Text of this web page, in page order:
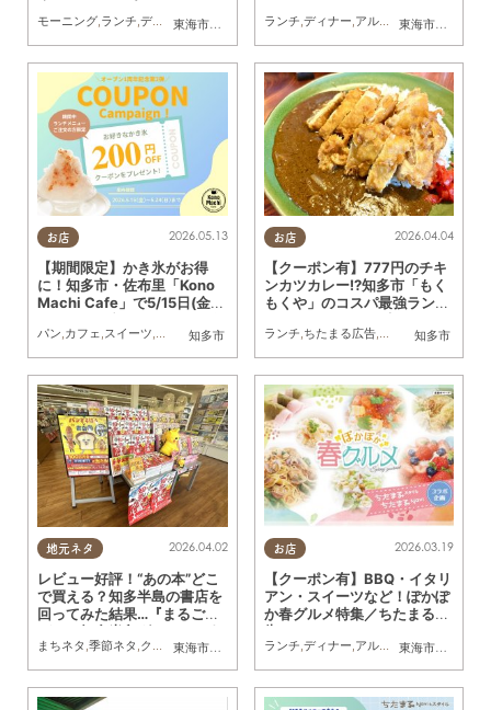
東海市
, 大府市 知多市,東浦町,半田市,常滑市,武豊町
モーニング,ランチ,ディナー ,アルコール カフェ,スイーツ,専門店,まちネタ, 東海市大府市
ランチ ディナー アルコール ,ラーメン
お店
知多市
2026.05.13
【期間限定】かき氷がお得
に！知多市・佐布里「Kono
Machi Cafe」で5/15日(金)
～5/24(日)割引クーポン配布
キャンペーン開催／ちたまる
広告
パン,カフェ,スイーツ,まちネタ,ちたまる広告,クーポン
お店
知多市
2026.04.04
【クーポン有】777円のチキ
ンカツカレー!?知多市「もく
もくや」のコスパ最強ランチ
スタート！900円以下メニュ
ーも／ちたまる広告
ランチ,ちたまる広告,クーポン,おひとり
地元ネタ
東海市
,大府市 知多市,東浦町,阿久比町,半田市,常滑市
2026.04.02
レビュー好評！“あの本”どこ
で買える？知多半島の書店を
回ってみた結果…『まるごと
ぜんぶ知多半島グルメ』ぴあ
×ちたまるMOOK本
まちネタ 季節ネタ クーポン
お店
東海市
,大府市
2026.03.19
【クーポン有】BBQ・イタリ
アン・スイーツなど！ぽかぽ
か春グルメ特集／ちたまる広
告
ランチ ディナー アルコール ,ラーメン